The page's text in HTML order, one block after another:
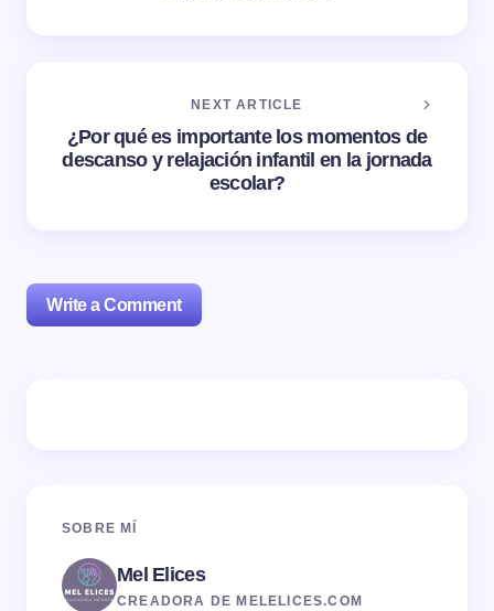
NEXT ARTICLE
¿Por qué es importante los momentos de
descanso y relajación infantil en la jornada
escolar?
Write a Comment
Email *
SOBRE MÍ
Mel Elices
CREADORA DE MELELICES.COM